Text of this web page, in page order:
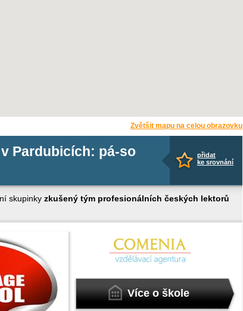
Zvětšit mapu na celou obrazovku
přidat
ke srovnání
Pardubicích: pá-so
skupinky zkušený tým profesionálních českých lektorů
Více o škole